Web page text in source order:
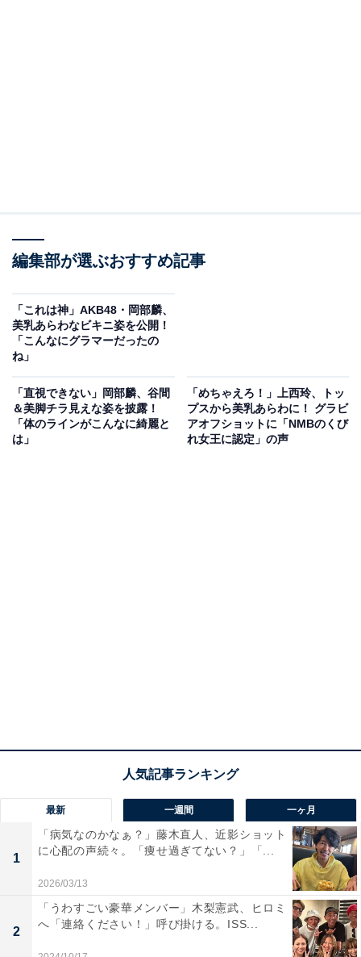
編集部が選ぶおすすめ記事
「これは神」AKB48・岡部麟、
美乳あらわなビキニ姿を公開！
「こんなにグラマーだったの
ね」
「直視できない」岡部麟、谷間
＆美脚チラ見えな姿を披露！
「体のラインがこんなに綺麗と
は」
「めちゃえろ！」上西玲、トッ
プスから美乳あらわに！ グラビ
アオフショットに「NMBのくび
れ女王に認定」の声
最新 一週間 一ヶ月
1
「病気なのかなぁ？」藤木直人、近影ショット
に心配の声続々。「痩せ過ぎてない？」「...
2026/03/13
2
「うわすごい豪華メンバー」木梨憲武、ヒロミ
へ「連絡ください！」呼び掛ける。ISS...